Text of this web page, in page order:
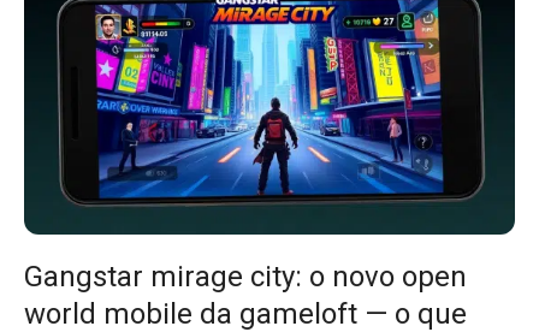
Gangstar mirage city: o novo open
world mobile da gameloft — o que